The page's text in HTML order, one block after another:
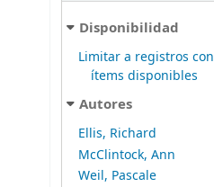
Disponibilidad
Limitar a registros con
ítems disponibles
Autores
Ellis, Richard
McClintock, Ann
Weil, Pascale